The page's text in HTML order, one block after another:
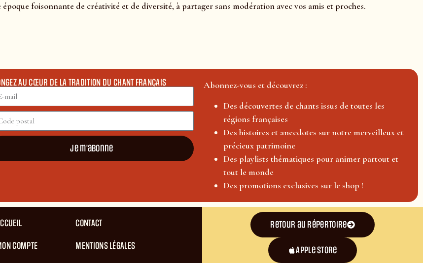
foisonnante de créativité et de diversité, à partager sans modération avec vos amis et proches.
AU CŒUR DE LA TRADITION DU CHANT FRANÇAIS
Je m'abonne
Abonnez-vous et découvrez :
Des découvertes de chants issus de toutes les
régions françaises
Des histoires et anecdotes sur notre merveilleux et
précieux patrimoine
Des playlists thématiques pour animer partout et
tout le monde
Des promotions exclusives sur le shop !
COMPTE
CONTACT
MENTIONS LÉGALES
Retour au répertoire
Apple Store